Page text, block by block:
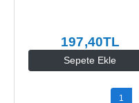
Sepete Ekle
197,40TL
1